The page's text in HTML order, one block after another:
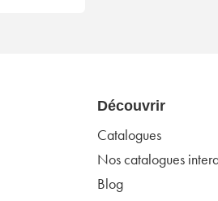
Découvrir
Catalogues
Nos catalogues
Blog